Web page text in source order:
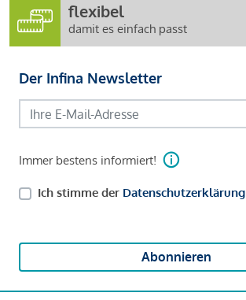
flexibel
damit es einfach passt
Der Infina Newsletter
Immer bestens informiert!
Ich stimme der Datenschutzerklärung
Abonnieren